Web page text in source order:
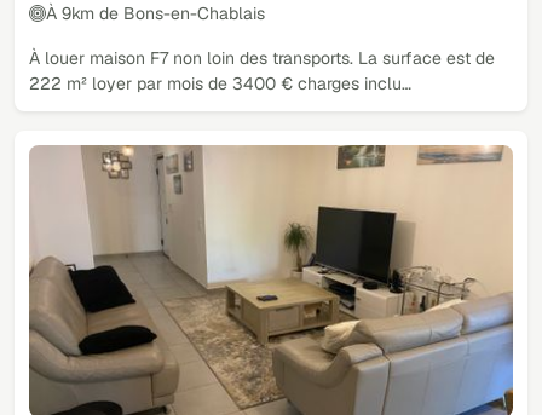
À 9km de Bons-en-Chablais
À louer maison F7 non loin des transports. La surface est de
222 m² loyer par mois de 3400 € charges inclu…